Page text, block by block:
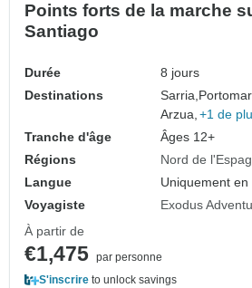
Points forts de la marche
Santiago
Durée
8 jours
Destinations
Sarria,
Arzua, +1 de
Tranche d'âge
Âges 12+
Régions
Nord de
Langue
Uniquement en
Voyagiste
Exodus
À partir de
€1,475 par personne
S'inscrire to unlock savings